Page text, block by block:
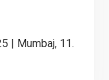
| Mumbaj, 11.